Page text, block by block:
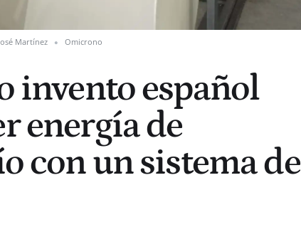
Martínez
Omicrono
invento español
energía de
con un sistema de